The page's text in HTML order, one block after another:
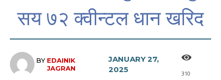
सय ७२ क्वीन्टल धान खरिद
BY EDAINIK
JAGRAN
JANUARY 27,
2025
310